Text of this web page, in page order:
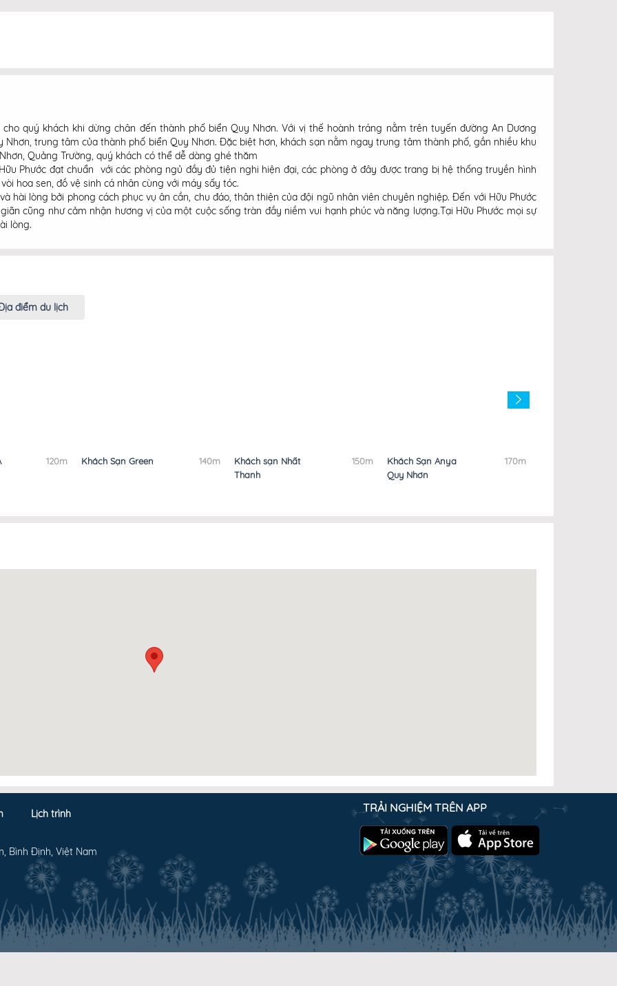
quý khách khi dừng chân đến thành phố biển Quy Nhơn. Với vị thế hoành tráng nằm trên tuyến đường An Dương
trung tâm của thành phố biển Quy Nhơn. Đặc biệt hơn, khách sạn nằm ngay trung tâm thành phố, gần nhiều khu
Quảng Trường, quý khách có thể dễ dàng ghé thăm
Phước đạt chuẩn với các phòng ngủ đầy đủ tiện nghi hiện đại, các phòng ở đây được trang bị hệ thống truyền hình
hoa sen, đồ vệ sinh cá nhân cùng với máy sấy tóc.
hài lòng bởi phong cách phục vụ ân cần, chu đáo, thân thiện của đội ngũ nhân viên chuyên nghiệp. Đến với Hữu Phước
cũng như cảm nhận hương vị của một cuộc sống tràn đầy niềm vui hạnh phúc và năng lượng.Tại Hữu Phước mọi sự
lòng.
điểm du lịch
120m Khách Sạn Green 140m
Khách sạn Nhất
Thanh
150m
Khách Sạn Anya
Quy Nhơn
170m
Lịch trình
Bình Định, Việt Nam
TRẢI NGHIỆM TRÊN APP